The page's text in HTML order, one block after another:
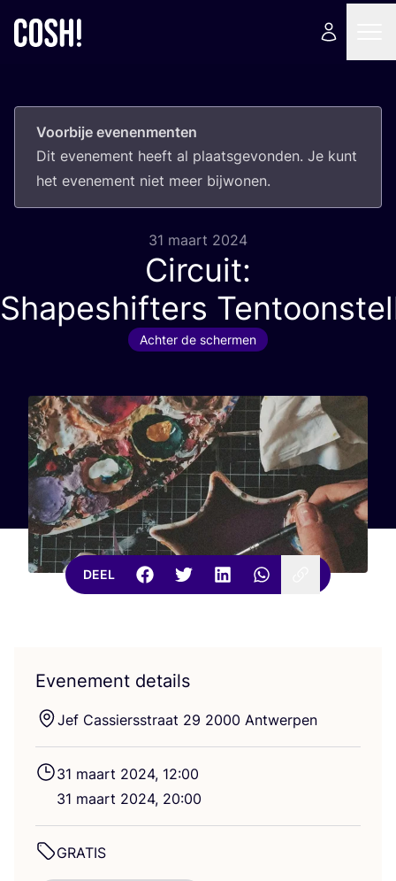
Voorbije evenenmenten
Dit eve­ne­ment heeft al plaats­ge­von­den. Je kunt
het eve­ne­ment niet meer bijwonen.
31 maart 2024
Circuit:
Shapeshifters
Achter de schermen
DEEL
Evenement details
Jef Cas­siers­straat 29 2000 Antwerpen
31 maart 2024, 12:00
31 maart 2024, 20:00
GRA­TIS